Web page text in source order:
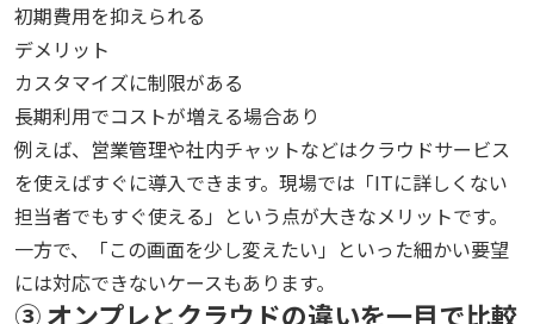
初期費用を抑えられる
デメリット
カスタマイズに制限がある
長期利用でコストが増える場合あり
例えば、営業管理や社内チャットなどはクラウドサービス
を使えばすぐに導入できます。現場では「ITに詳しくない
担当者でもすぐ使える」という点が大きなメリットです。
一方で、「この画面を少し変えたい」といった細かい要望
には対応できないケースもあります。
③ オンプレとクラウドの違いを一目で比較